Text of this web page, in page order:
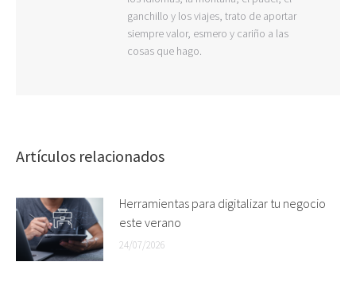
ganchillo y los viajes, trato de aportar
siempre valor, esmero y cariño a las
cosas que hago.
Artículos relacionados
Herramientas para digitalizar tu negocio
este verano
24/07/2026